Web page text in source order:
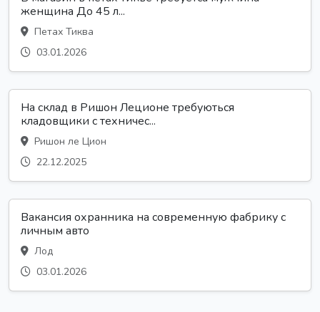
женщина До 45 л...
Петах Тиква
03.01.2026
На склад в Ришон Леционе требуються
кладовщики с техничес...
Ришон ле Цион
22.12.2025
Вакансия охранника на современную фабрику с
личным авто
Лод
03.01.2026